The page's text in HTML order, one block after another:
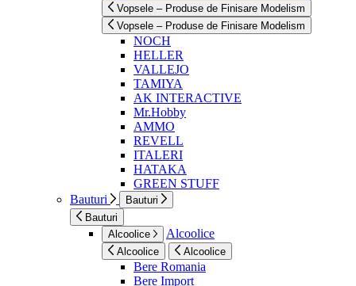
Vopsele – Produse de Finisare Modelism
Vopsele – Produse de Finisare Modelism
NOCH
HELLER
VALLEJO
TAMIYA
AK INTERACTIVE
Mr.Hobby
AMMO
REVELL
ITALERI
HATAKA
GREEN STUFF
Bauturi
Bauturi
Bauturi
Alcoolice
Alcoolice
Alcoolice Alcoolice
Bere Romania
Bere Import